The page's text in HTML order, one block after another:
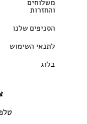
משלוחים
והחזרות
הסניפים שלנו
לתנאי השימוש
בלוג